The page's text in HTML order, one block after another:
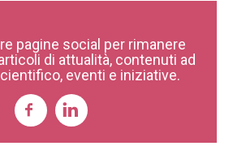
pagine social per rimanere
di attualità, contenuti ad
eventi e iniziative.